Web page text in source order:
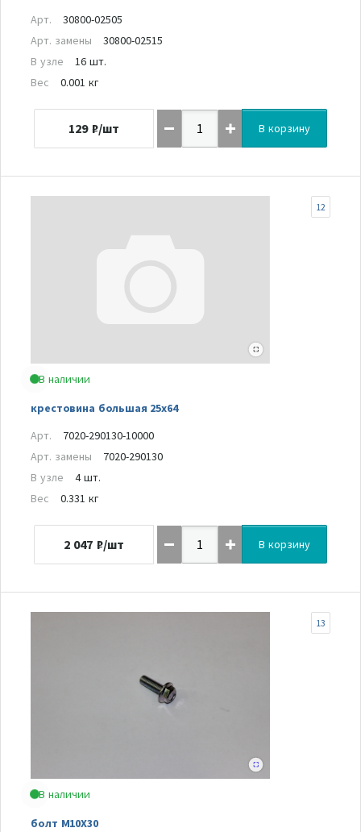
Арт.
30800-02505
Арт. замены
30800-02515
В узле
16 шт.
Вес
0.001 кг
129 ₽/шт В корзину
В наличии
крестовина большая 25х64
12
Арт.
7020-290130-10000
Арт. замены
7020-290130
В узле
4 шт.
Вес
0.331 кг
2 047 ₽/шт В корзину
В наличии
болт M10X30
13